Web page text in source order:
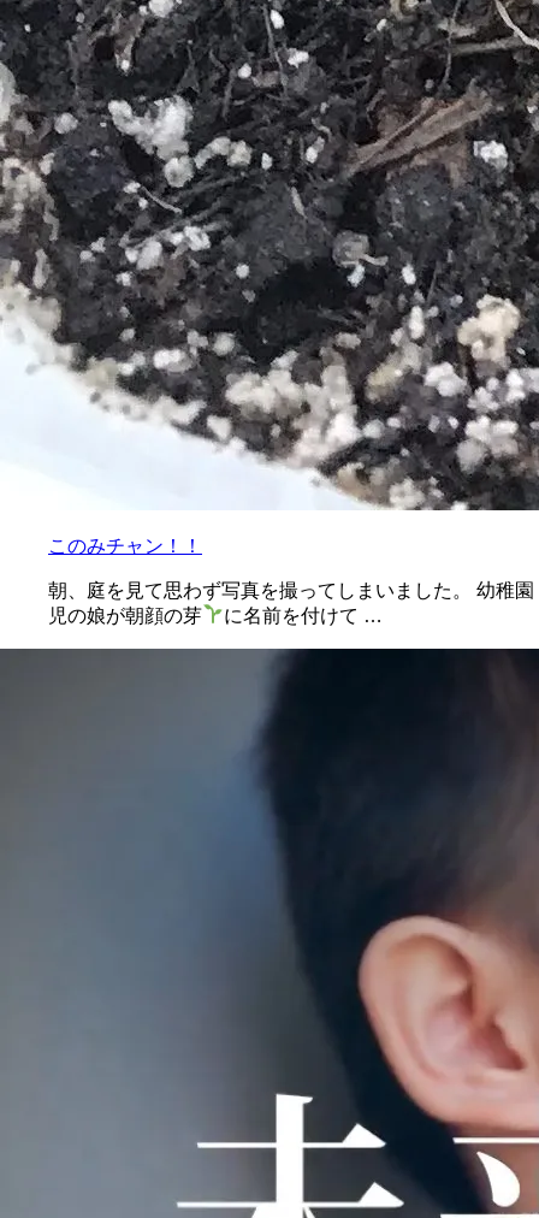
このみチャン！！
朝、庭を見て思わず写真を撮ってしまいました。 幼稚園
児の娘が朝顔の芽
に名前を付けて …